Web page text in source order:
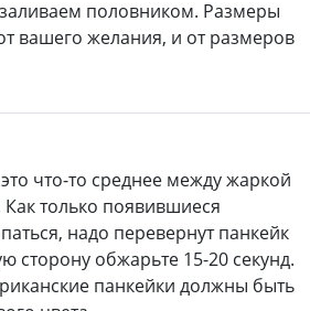
половником. Размеры
вашего желания, и от размеров
что-то среднее между жаркой
только появившиеся
надо перевернут панкейк
сторону обжарьте 15-20 секунд.
панкейки должны быть